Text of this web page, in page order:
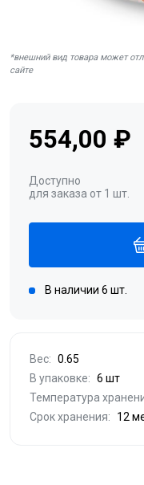
*внешний вид товара может
сайте
554,00 ₽
Доступно
для заказа от 1 шт.
В наличии 6 шт.
Вес: 0.65
В упаковке: 6 шт
Температура
Срок хранения:
12